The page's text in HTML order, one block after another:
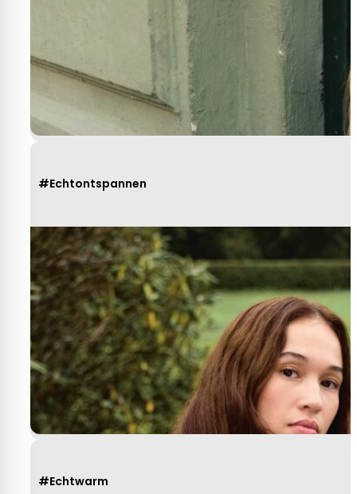
Heel behulpzaam, goede service mooie
produkten!
Yvonne Claessen
#Echtontspannen
#Echtwarm